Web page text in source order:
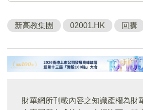
新高教集團 02001.HK 回購
財華網所刊載內容之知識產權為財